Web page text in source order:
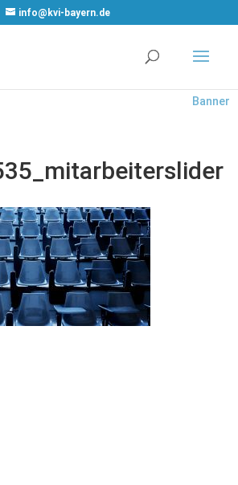
info@kvi-bayern.de
Cookie
Real
Banner